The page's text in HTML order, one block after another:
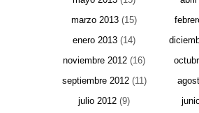
marzo 2013 (15)
enero 2013 (14)
noviembre 2012 (16)
septiembre 2012(11)
julio 2012 (9)